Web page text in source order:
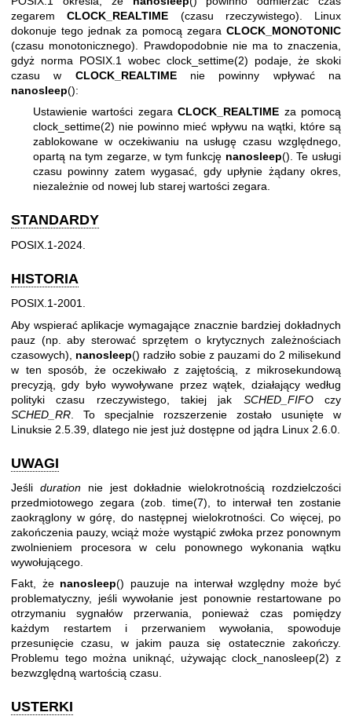
zegaremCLOCK_REALTIME (czasu rzeczywistego). Linux
dokonuje tego jednak za pomocą zegara CLOCK_MONOTONIC
(czasu monotonicznego). Prawdopodobnie nie ma to znaczenia,
gdyż norma POSIX.1 wobec clock_settime(2) podaje, że skoki
czasu w CLOCK_REALTIMEnie powinny wpływać na
nanosleep():
Ustawienie wartości zegaraCLOCK_REALTIME za pomocą
clock_settime(2) nie powinno mieć wpływu na wątki, które są
zablokowane w oczekiwaniu na usługę czasu względnego,
opartą na tym zegarze, w tym funkcję nanosleep(). Te usługi
czasu powinny zatem wygasać, gdy upłynie żądany okres,
niezależnie od nowej lub starej wartości zegara.
STANDARDY
POSIX.1-2024.
HISTORIA
POSIX.1-2001.
Aby wspierać aplikacje wymagające znacznie bardziej dokładnych
pauz (np. aby sterować sprzętem o krytycznych zależnościach
czasowych), nanosleep() radziło sobie z pauzami do 2 milisekund
w ten sposób, że oczekiwało z zajętością, z mikrosekundową
precyzją, gdy było wywoływane przez wątek, działający według
polityki czasu rzeczywistego, takiej jak SCHED_FIFOczy
SCHED_RR . To specjalnie rozszerzenie zostało usunięte w
Linuksie 2.5.39, dlatego nie jest już dostępne od jądra Linux 2.6.0.
UWAGI
Jeśli durationnie jest dokładnie wielokrotnością rozdzielczości
przedmiotowego zegara (zob. time(7) , to interwał ten zostanie
zaokrąglony w górę, do następnej wielokrotności. Co więcej, po
zakończenia pauzy, wciąż może wystąpić zwłoka przez ponownym
zwolnieniem procesora w celu ponownego wykonania wątku
wywołującego.
Fakt, że nanosleep() pauzuje na interwał względny może być
problematyczny, jeśli wywołanie jest ponownie restartowane po
otrzymaniu sygnałów przerwania, ponieważ czas pomiędzy
każdym restartem i przerwaniem wywołania, spowoduje
przesunięcie czasu, w jakim pauza się ostatecznie zakończy.
Problemu tego można uniknąć, używającclock_nanosleep(2) z
bezwzględną wartością czasu.
USTERKI